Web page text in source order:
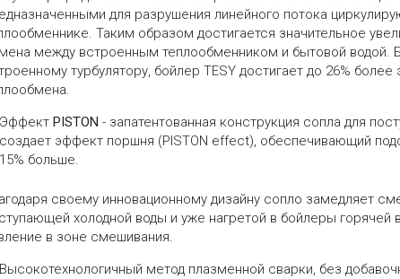
для разрушения линейного потока
Таким образом достигается значительное
между встроенным теплообменником и бытовой водой.
турбулятору, бойлер TESY достигает до 26%
ЭффектPISTON - запатентованная конструкция сопла для
создает эффект поршня (PISTON effect), обеспечивающий
15% больше.
своему инновационному дизайну сопло замедляет
холодной воды и уже нагретой в бойлеры горячей
в зоне смешивания.
Высокотехнологичный метод плазменной сварки, без